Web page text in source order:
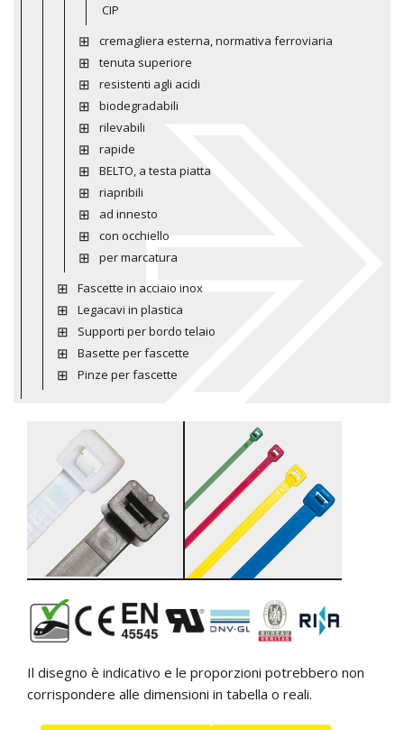
CIP
cremagliera esterna, normativa ferroviaria
tenuta superiore
resistenti agli acidi
biodegradabili
rilevabili
rapide
BELTO, a testa piatta
riapribili
ad innesto
con occhiello
per marcatura
Fascette in acciaio inox
Legacavi in plastica
Supporti per bordo telaio
Basette per fascette
Pinze per fascette
Il disegno è indicativo e le proporzioni potrebbero non
corrispondere alle dimensioni in tabella o reali.